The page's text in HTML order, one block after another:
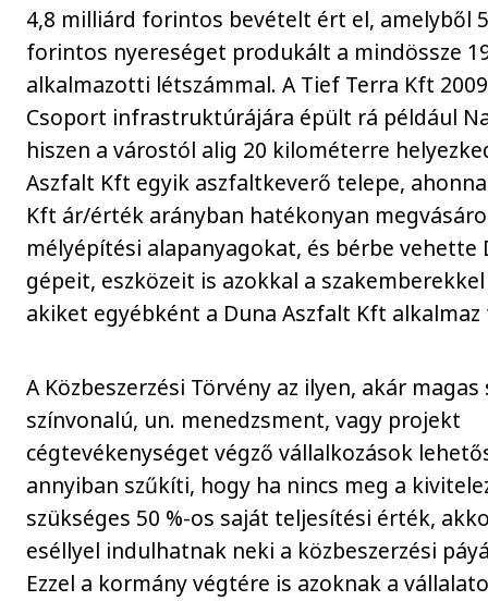
4,8 milliárd forintos bevételt ért el, amelyből
forintos nyereséget produkált a mindössze
alkalmazotti létszámmal. A Tief Terra Kft
Csoport infrastruktúrájára épült rá például
hiszen a várostól alig 20 kilométerre
Aszfalt Kft egyik aszfaltkeverő telepe,
Kft ár/érték arányban hatékonyan
mélyépítési alapanyagokat, és bérbe vehette
gépeit, eszközeit is azokkal a
akiket egyébként a Duna Aszfalt Kft
A Közbeszerzési Törvény az ilyen, akár magas
színvonalú, un. menedzsment, vagy projekt
cégtevékenységet végző vállalkozások
annyiban szűkíti, hogy ha nincs meg a
szükséges 50 %-os saját teljesítési érték,
eséllyel indulhatnak neki a közbeszerzési
Ezzel a kormány végtére is azoknak a